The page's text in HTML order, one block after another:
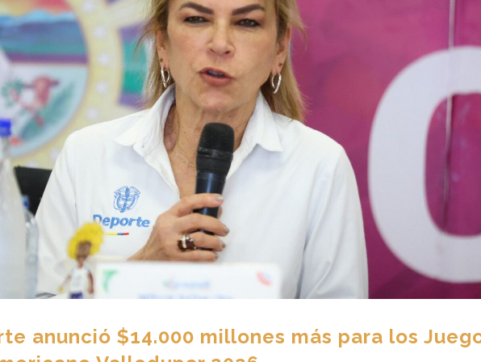
anunció $14.000 millones más para los